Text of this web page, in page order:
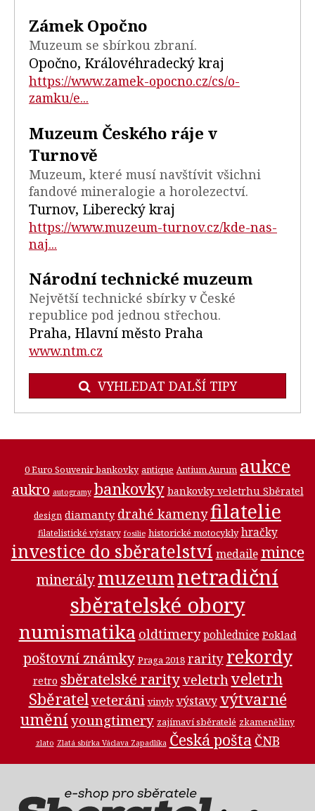
Zámek Opočno
Muzeum se sbírkou zbraní.
Opočno, Královéhradecký kraj
https://www.zamek-opocno.cz/cs/o-
zamku/e...
Muzeum Českého ráje v
Turnově
Muzeum, které musí navštívit všichni
fandové mineralogie a horolezectví.
Turnov, Liberecký kraj
https://www.muzeum-turnov.cz/kde-nas-
naj...
Národní technické muzeum
Největší technické sbírky v České
republice pod jednou střechou.
Praha, Hlavní město Praha
www.ntm.cz
VYHLEDAT DALŠÍ TIPY
0 Euro Souvenir bankovky antique Antium Aurum aukce
aukro autogramy bankovky bankovky veletrhu Sběratel
design diamanty drahé kamenyfilatelie
filatelistické výstavy fosilie historické motocykly hračky
investice do sběratelství medaile mince
minerálymuzeumnetradiční
sběratelské obory
numismatika oldtimery pohlednice Poklad
poštovní známky Praga 2018 rarity rekordy
retro sběratelské rarityveletrhveletrh
Sběratelveteráni vinyly výstavy výtvarné
uměníyoungtimery zajímaví sběratelé zkameněliny
zlato Zlatá sbírka Václava Zapadlíka Česká pošta ČNB